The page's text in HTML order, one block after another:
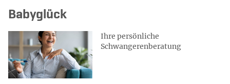
Babyglück
Ihre persönliche
Schwangerenberatung